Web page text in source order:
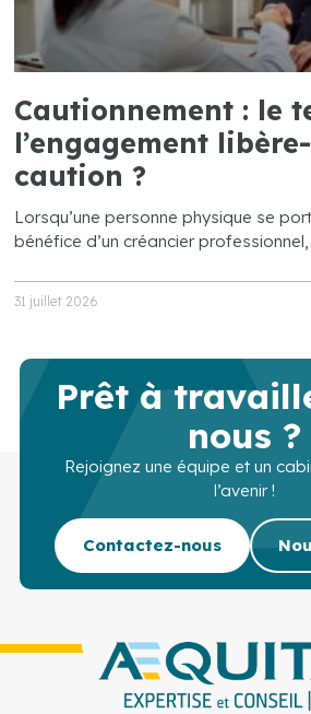
Cautionnement : le
l’engagement
caution ?
Lorsqu’une personne physique se
bénéfice d’un créancier
31 juillet 2026
Prêt à
nous ?
Rejoignez une équipe et un
l’avenir !
Contactez-nous